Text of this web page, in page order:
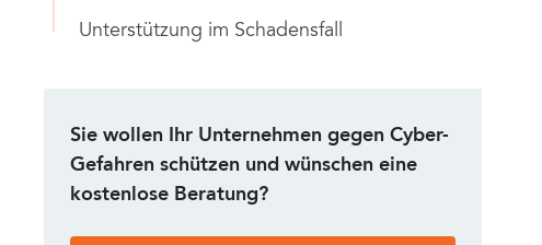
Unterstützung im Schadensfall
Sie wollen Ihr Unternehmen gegen Cyber-
Gefahren schützen und wünschen eine
kostenlose Beratung?